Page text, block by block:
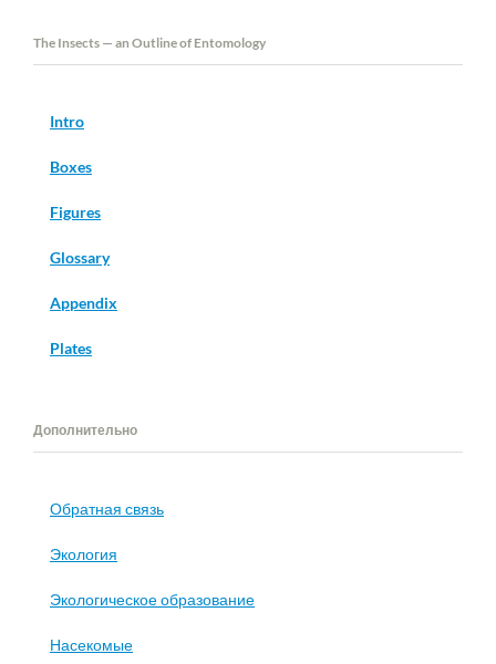
The Insects — an Outline of Entomology
Intro
Boxes
Figures
Glossary
Appendix
Plates
Дополнительно
Обратная связь
Экология
Экологическое образование
Насекомые